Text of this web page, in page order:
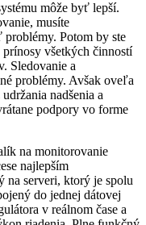
môže byť lepší.
musíte
Potom by ste
všetkých činností
Sledovanie a
problémy. Avšak oveľa
nadšenia a
podpory vo forme
na monitorovanie
najlepším
na serveri, ktorý je spolu
do jednej dátovej
v reálnom čase a